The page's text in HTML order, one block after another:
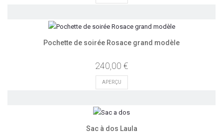
Pochette de soirée Rosace grand modèle
240,00 €
APERÇU
Sac à dos Laula